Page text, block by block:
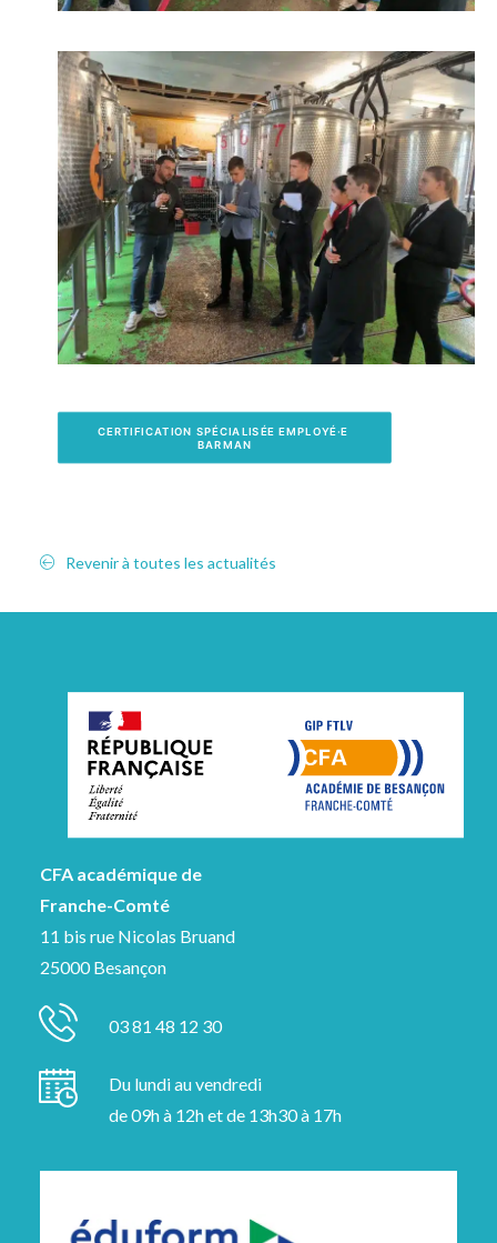
CERTIFICATION SPÉCIALISÉE EMPLOYÉ·E
BARMAN
Revenir à toutes les actualités
CFA académique de
Franche-Comté
11 bis rue Nicolas Bruand
25000 Besançon
03 81 48 12 30
Du lundi au vendredi
de 09h à 12h et de 13h30 à 17h